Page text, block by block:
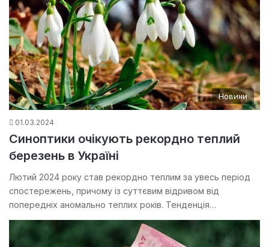
Новини
01.03.2024
Синоптики очікують рекордно теплий
березень в Україні
Лютий 2024 року став рекордно теплим за увесь період
спостережень, причому із суттєвим відривом від
попередніх аномально теплих років. Тенденція…